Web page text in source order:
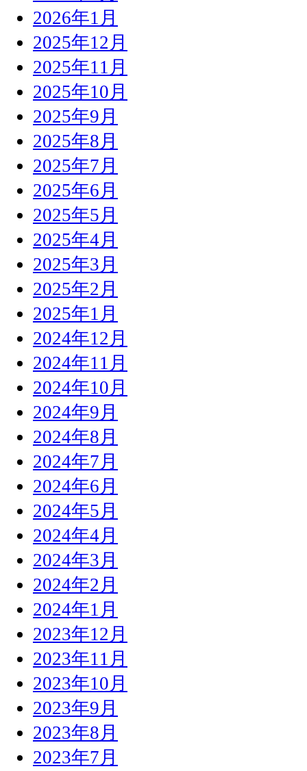
2026年1月
2025年12月
2025年11月
2025年10月
2025年9月
2025年8月
2025年7月
2025年6月
2025年5月
2025年4月
2025年3月
2025年2月
2025年1月
2024年12月
2024年11月
2024年10月
2024年9月
2024年8月
2024年7月
2024年6月
2024年5月
2024年4月
2024年3月
2024年2月
2024年1月
2023年12月
2023年11月
2023年10月
2023年9月
2023年8月
2023年7月